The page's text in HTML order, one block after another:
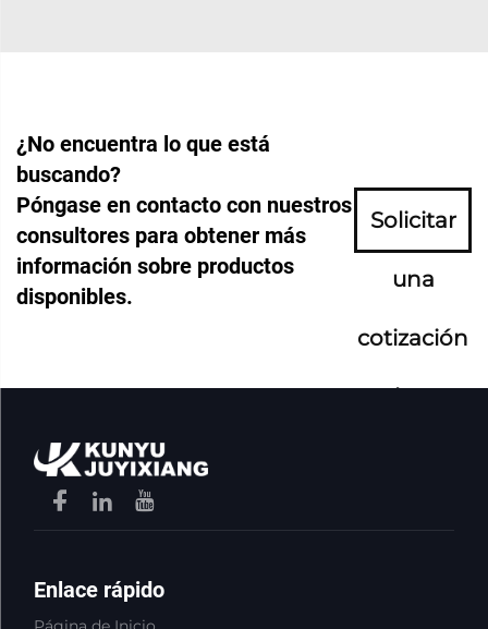
¿No encuentra lo que está
buscando?
Póngase en contacto con nuestros
consultores para obtener más
información sobre productos
disponibles.
Solicitar
una
cotización
ahora
Enlace rápido